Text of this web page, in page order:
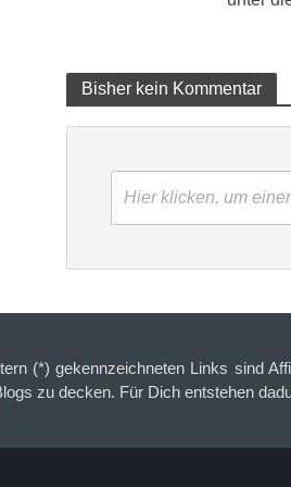
Bisher kein Kommentar
Hier klicken, um
(*) gekennzeichneten Links sind
zu decken. Für Dich entstehen